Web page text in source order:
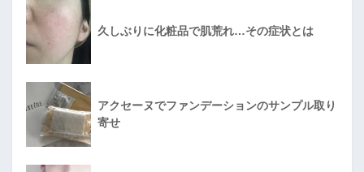
久しぶりに化粧品で肌荒れ…その症状とは
アクセーヌでファンデーションのサンプル取り
寄せ